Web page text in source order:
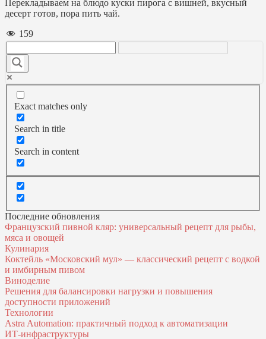
Перекладываем на блюдо куски пирога с вишней, вкусный
десерт готов, пора пить чай.
159
Exact matches only
Search in title
Search in content
Последние обновления
Французский пивной кляр: универсальный рецепт для рыбы,
мяса и овощей
Кулинария
Коктейль «Московский мул» — классический рецепт с водкой
и имбирным пивом
Виноделие
Решения для балансировки нагрузки и повышения
доступности приложений
Технологии
Astra Automation: практичный подход к автоматизации
ИТ‑инфраструктуры